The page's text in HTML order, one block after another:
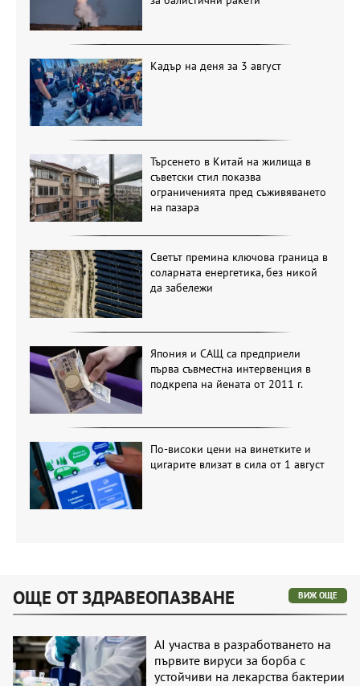
Кадър на деня за 3 август
Търсенето в Китай на жилища в
съветски стил показва
ограниченията пред съживяването
на пазара
Светът премина ключова граница в
соларната енергетика, без никой
да забележи
Япония и САЩ са предприели
първа съвместна интервенция в
подкрепа на йената от 2011 г.
По-високи цени на винетките и
цигарите влизат в сила от 1 август
ОЩЕ ОТ ЗДРАВЕОПАЗВАНЕ ВИЖ ОЩЕ
AI участва в разработването на
първите вируси за борба с
устойчиви на лекарства бактерии